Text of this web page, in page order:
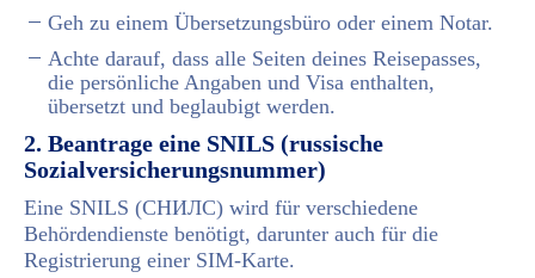
Geh zu einem Übersetzungsbüro oder einem Notar.
Achte darauf, dass alle Seiten deines Reisepasses,
die persönliche Angaben und Visa enthalten,
übersetzt und beglaubigt werden.
2. Beantrage eine SNILS (russische
Sozialversicherungsnummer)
Eine SNILS (СНИЛС) wird für verschiedene
Behördendienste benötigt, darunter auch für die
Registrierung einer SIM-Karte.